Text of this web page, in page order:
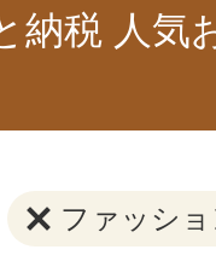
納税 人気
ファッシ